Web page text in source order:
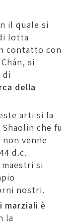
il quale si
lotta
contatto con
si
di
della
arti si fa
che fu
venne
d.c.
si
nostri.
marziali è
la